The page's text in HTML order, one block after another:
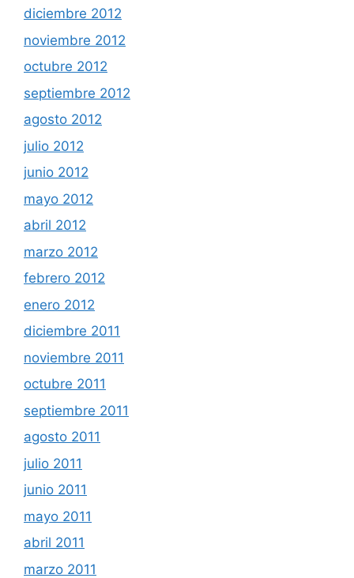
diciembre 2012
noviembre 2012
octubre 2012
septiembre 2012
agosto 2012
julio 2012
junio 2012
mayo 2012
abril 2012
marzo 2012
febrero 2012
enero 2012
diciembre 2011
noviembre 2011
octubre 2011
septiembre 2011
agosto 2011
julio 2011
junio 2011
mayo 2011
abril 2011
marzo 2011